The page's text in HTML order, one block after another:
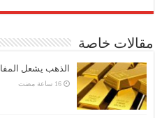
مقالات خاصة
الذهب يشعل
‏16 ساعة مضت